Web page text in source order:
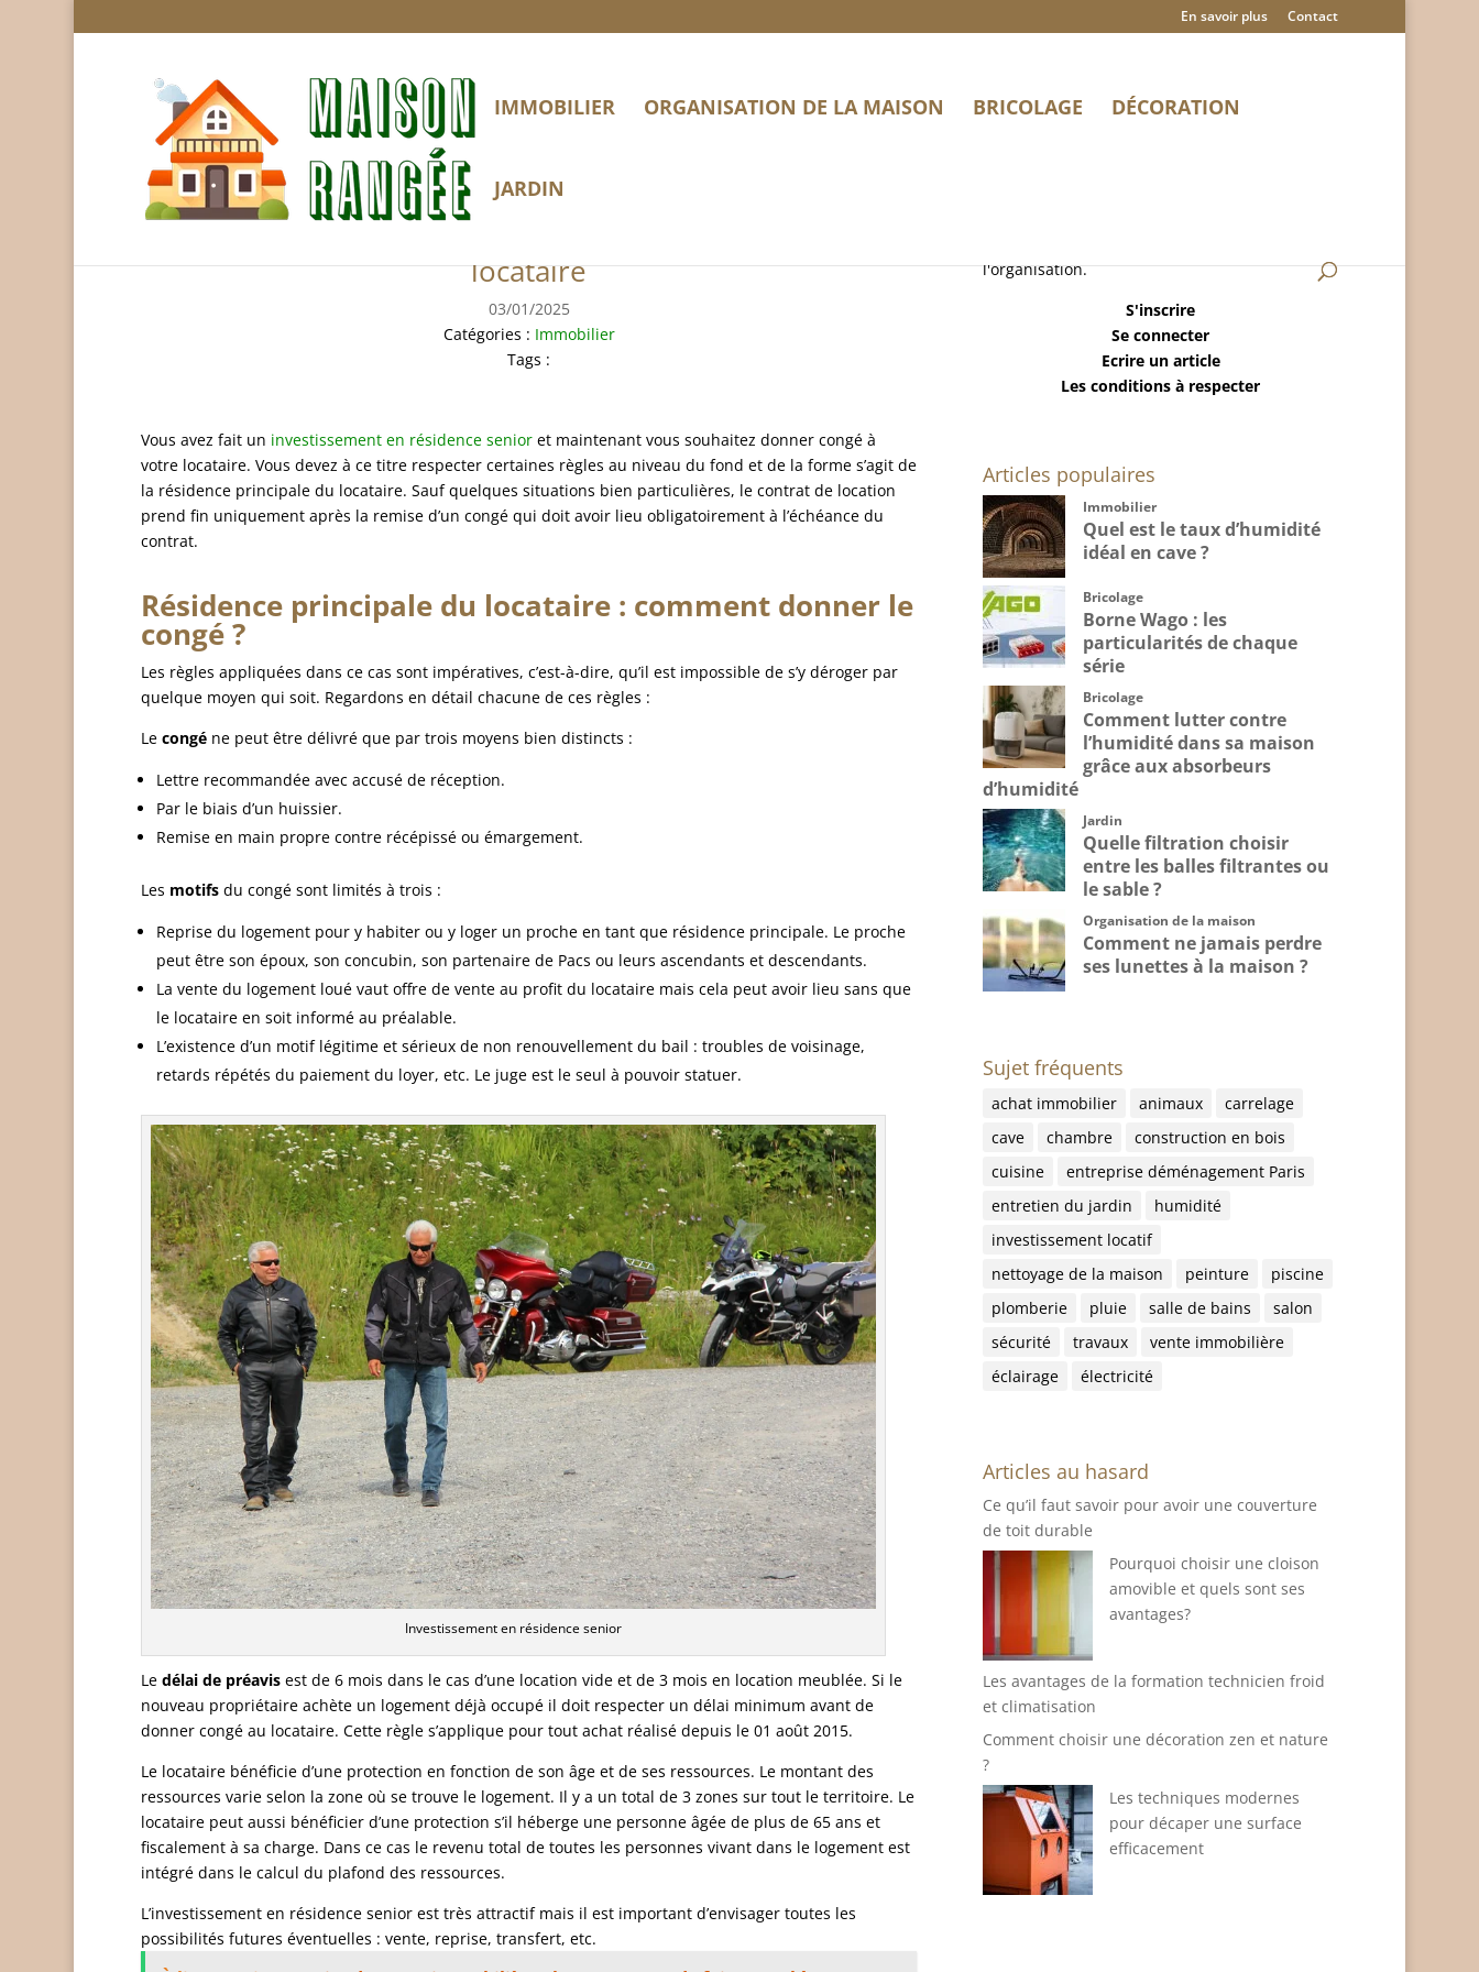
En savoir plus Contact
IMMOBILIER ORGANISATION DE LA MAISON BRICOLAGE DÉCORATION
JARDIN
locataire
03/01/2025
Catégories : Immobilier
Tags :
Vous avez fait un investissement en résidence senioret maintenant vous souhaitez donner congé à
votre locataire. Vous devez à ce titre respecter certaines règles au niveau du fond et de la forme s’agit de
la résidence principale du locataire. Sauf quelques situations bien particulières, le contrat de location
prend fin uniquement après la remise d’un congé qui doit avoir lieu obligatoirement à l’échéance du
contrat.
Résidence principale du locataire : comment donner le
congé ?
Les règles appliquées dans ce cas sont impératives, c’est-à-dire, qu’il est impossible de s’y déroger par
quelque moyen qui soit. Regardons en détail chacune de ces règles :
Le congéne peut être délivré que par trois moyens bien distincts :
Lettre recommandée avec accusé de réception.
Par le biais d’un huissier.
Remise en main propre contre récépissé ou émargement.
Les motifsdu congé sont limités à trois :
Reprise du logement pour y habiter ou y loger un proche en tant que résidence principale. Le proche
peut être son époux, son concubin, son partenaire de Pacs ou leurs ascendants et descendants.
La vente du logement loué vaut offre de vente au profit du locataire mais cela peut avoir lieu sans que
le locataire en soit informé au préalable.
L’existence d’un motif légitime et sérieux de non renouvellement du bail : troubles de voisinage,
retards répétés du paiement du loyer, etc. Le juge est le seul à pouvoir statuer.
Investissement en résidence senior
Le délai de préavisest de 6 mois dans le cas d’une location vide et de 3 mois en location meublée. Si le
nouveau propriétaire achète un logement déjà occupé il doit respecter un délai minimum avant de
donner congé au locataire. Cette règle s’applique pour tout achat réalisé depuis le 01 août 2015.
Le locataire bénéficie d’une protection en fonction de son âge et de ses ressources. Le montant des
ressources varie selon la zone où se trouve le logement. Il y a un total de 3 zones sur tout le territoire. Le
locataire peut aussi bénéficier d’une protection s’il héberge une personne âgée de plus de 65 ans et
fiscalement à sa charge. Dans ce cas le revenu total de toutes les personnes vivant dans le logement est
intégré dans le calcul du plafond des ressources.
L’investissement en résidence senior est très attractif mais il est important d’envisager toutes les
possibilités futures éventuelles : vente, reprise, transfert, etc.
l'organisation.
S'inscrire
Se connecter
Ecrire un article
Les conditions à respecter
Articles populaires
Immobilier
Quel est le taux d’humidité
idéal en cave ?
Bricolage
Borne Wago : les
particularités de chaque
série
Bricolage
Comment lutter contre
l’humidité dans sa maison
grâce aux absorbeurs
d’humidité
Jardin
Quelle filtration choisir
entre les balles filtrantes ou
le sable ?
Organisation de la maison
Comment ne jamais perdre
ses lunettes à la maison ?
Sujet fréquents
achat immobilier animaux
carrelage
cave
chambre
construction en bois
cuisine
entreprise déménagement Paris
entretien du jardin
humidité
investissement locatif
nettoyage de la maison
peinture
piscine
plomberie
pluie salle de bains
salon
sécurité
travaux
vente immobilière
éclairage
électricité
Articles au hasard
Ce qu’il faut savoir pour avoir une couverture
de toit durable
Pourquoi choisir une cloison
amovible et quels sont ses
avantages?
Les avantages de la formation technicien froid
et climatisation
Comment choisir une décoration zen et nature
?
Les techniques modernes
pour décaper une surface
efficacement